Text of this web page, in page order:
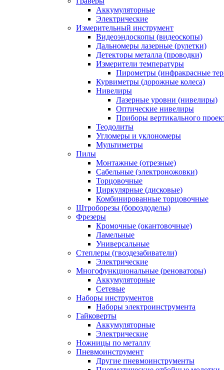
Аккумуляторные
Электрические
Измерительный инструмент
Видеоэндоскопы (видеоскопы)
Дальномеры лазерные (рулетки)
Детекторы металла (проводки)
Измерители температуры
Пирометры (инфракрасные
Курвиметры (дорожные колеса)
Нивелиры
Лазерные уровни (нивелиры)
Оптические нивелиры
Приборы вертикального
Теодолиты
Угломеры и уклономеры
Мультиметры
Пилы
Монтажные (отрезные)
Сабельные (электроножовки)
Торцовочные
Циркулярные (дисковые)
Комбинированные торцовочные
Штроборезы (бороздоделы)
Фрезеры
Кромочные (окантовочные)
Ламельные
Универсальные
Степлеры (гвоздезабиватели)
Электрические
Многофункциональные (реноваторы)
Аккумуляторные
Сетевые
Наборы инструментов
Наборы электроинструмента
Гайковерты
Аккумуляторные
Электрические
Ножницы по металлу
Пневмоинструмент
Другие пневмоинструменты